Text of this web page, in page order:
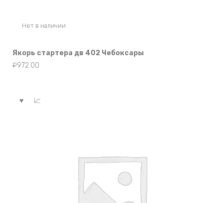
Нет в наличии
Якорь стартера дв 402 Чебоксары
₽972.00